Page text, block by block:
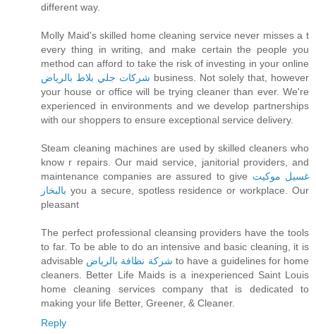
different way.
Molly Maid's skilled home cleaning service never misses a t
every thing in writing, and make certain the people you
method can afford to take the risk of investing in your online
شركات جلي بلاط بالرياض business. Not solely that, however
your house or office will be trying cleaner than ever. We're
experienced in environments and we develop partnerships
with our shoppers to ensure exceptional service delivery.
Steam cleaning machines are used by skilled cleaners who
know r repairs. Our maid service, janitorial providers, and
maintenance companies are assured to give غسيل موكيت
بالبخار you a secure, spotless residence or workplace. Our
pleasant
The perfect professional cleansing providers have the tools
to far. To be able to do an intensive and basic cleaning, it is
advisable شركة نظافة بالرياض to have a guidelines for home
cleaners. Better Life Maids is a inexperienced Saint Louis
home cleaning services company that is dedicated to
making your life Better, Greener, & Cleaner.
Reply